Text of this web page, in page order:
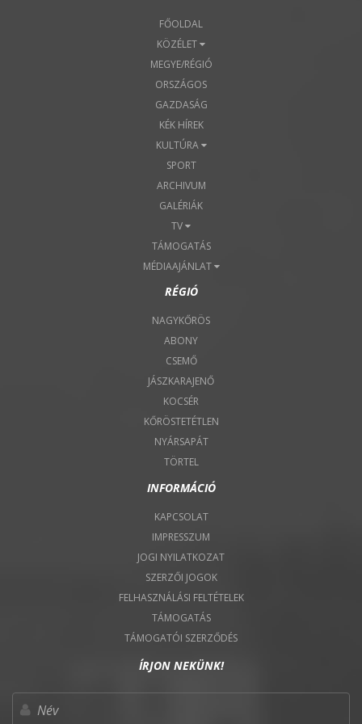
FŐOLDAL
KÖZÉLET
MEGYE/RÉGIÓ
ORSZÁGOS
GAZDASÁG
KÉK HÍREK
KULTÚRA
SPORT
ARCHIVUM
GALÉRIÁK
TV
TÁMOGATÁS
MÉDIAAJÁNLAT
RÉGIÓ
NAGYKŐRÖS
ABONY
CSEMŐ
JÁSZKARAJENŐ
KOCSÉR
KŐRÖSTETÉTLEN
NYÁRSAPÁT
TÖRTEL
INFORMÁCIÓ
KAPCSOLAT
IMPRESSZUM
JOGI NYILATKOZAT
SZERZŐI JOGOK
FELHASZNÁLÁSI FELTÉTELEK
TÁMOGATÁS
TÁMOGATÓI SZERZŐDÉS
ÍRJON NEKÜNK!